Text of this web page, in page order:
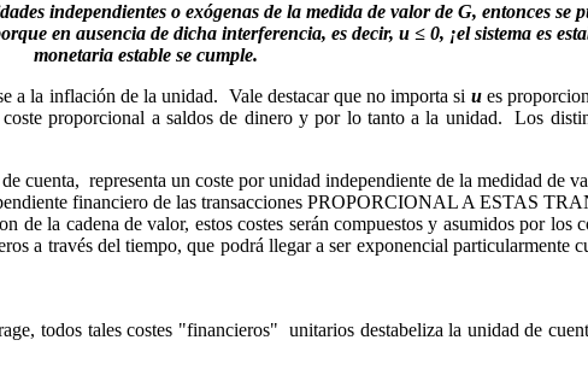
independientes o exógenas de la medida de valor de G, entonces
en ausencia de dicha interferencia, es decir, u ≤ 0, ¡el sistema es
monetaria estable se cumple.
a la inflación de la unidad. Vale destacar que no importa si ues
proporcional a saldos de dinero y por lo tanto a la unidad. Los
cuenta, representa un coste por unidad independiente de la medidad de
financiero de las transacciones PROPORCIONAL A ESTAS
la cadena de valor, estos costes serán compuestos y asumidos por los
a través del tiempo, que podrá llegar a ser exponencial particularmente
todos tales costes "financieros" unitarios destabeliza la unidad de